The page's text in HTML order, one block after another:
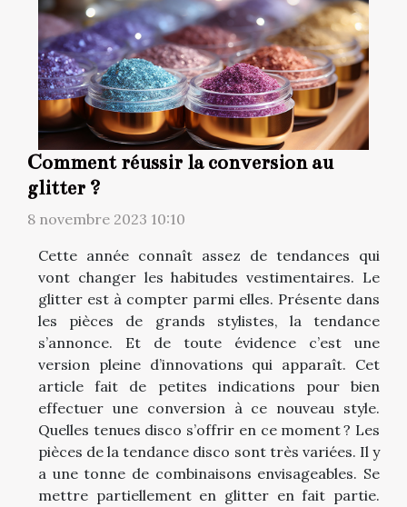
Comment réussir la conversion au
glitter ?
8 novembre 2023 10:10
Cette année connaît assez de tendances qui
vont changer les habitudes vestimentaires. Le
glitter est à compter parmi elles. Présente dans
les pièces de grands stylistes, la tendance
s’annonce. Et de toute évidence c’est une
version pleine d’innovations qui apparaît. Cet
article fait de petites indications pour bien
effectuer une conversion à ce nouveau style.
Quelles tenues disco s’offrir en ce moment ? Les
pièces de la tendance disco sont très variées. Il y
a une tonne de combinaisons envisageables. Se
mettre partiellement en glitter en fait partie.